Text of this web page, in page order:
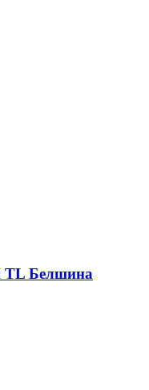
TL Белшина